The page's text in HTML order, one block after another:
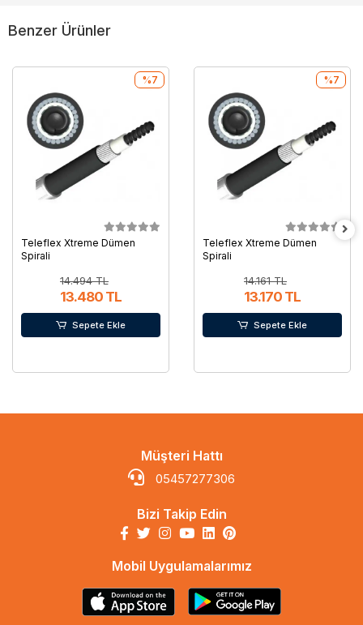
Benzer Ürünler
Teleflex Xtreme Dümen
Spirali
14.494 TL
13.480 TL
%7
Sepete Ekle
Teleflex Xtreme Dümen
Spirali
14.161 TL
13.170 TL
%7
Sepete Ekle
Müşteri Hattı
05457277306
Bizi Takip Edin
Mobil Uygulamalarımız